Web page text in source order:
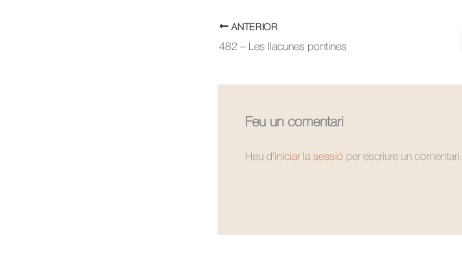
ANTERIOR
482 – Les llacunes pontines
Feu un comentari
Heu d'iniciar la sessió per escriure un comentari.